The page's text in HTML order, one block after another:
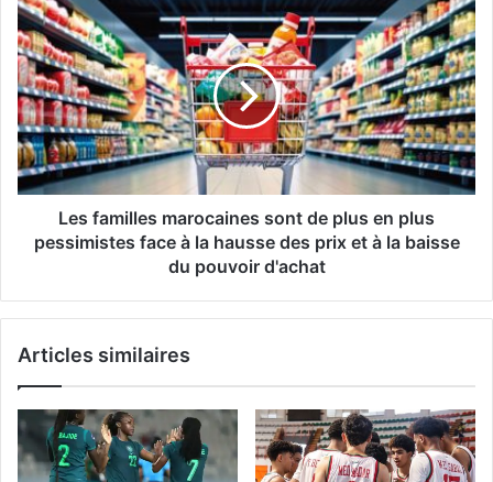
du
département
d'État
américain
Les
familles
marocaines
sont
de
plus
en
plus
pessimistes
des
et
baisse
du
pouvoir
Les familles marocaines sont de plus en plus
pessimistes face à la hausse des prix et à la baisse
du pouvoir d'achat
Articles similaires